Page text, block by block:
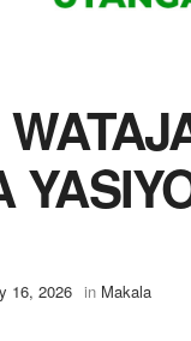
16, 2026 in Makala